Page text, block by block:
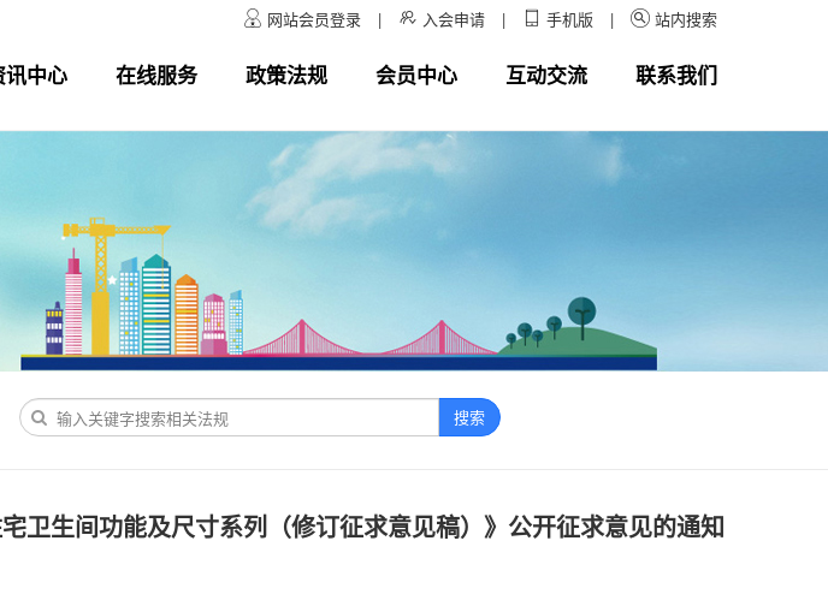
 网站会员登录 |  入会申请 |  手机版 |  站内搜索
讯中心 在线服务 政策法规 会员中心 互动交流 联系我们
搜索
卫生间功能及尺寸系列（修订征求意见稿）》公开征求意见的通知